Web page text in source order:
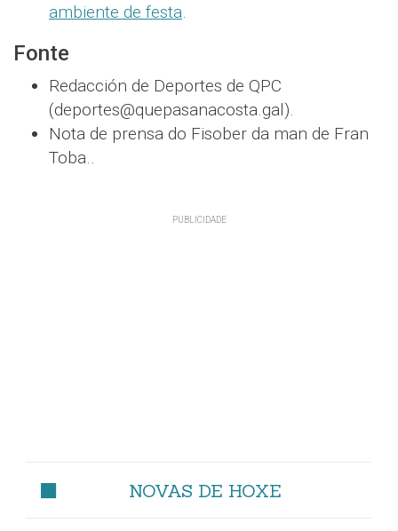
ambiente de festa.
Fonte
Redacción de Deportes de QPC
(deportes@quepasanacosta.gal).
Nota de prensa do Fisober da man de Fran
Toba..
NOVAS DE HOXE